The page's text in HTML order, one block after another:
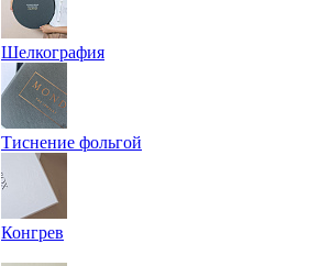
Шелкография
Тиснение фольгой
Конгрев